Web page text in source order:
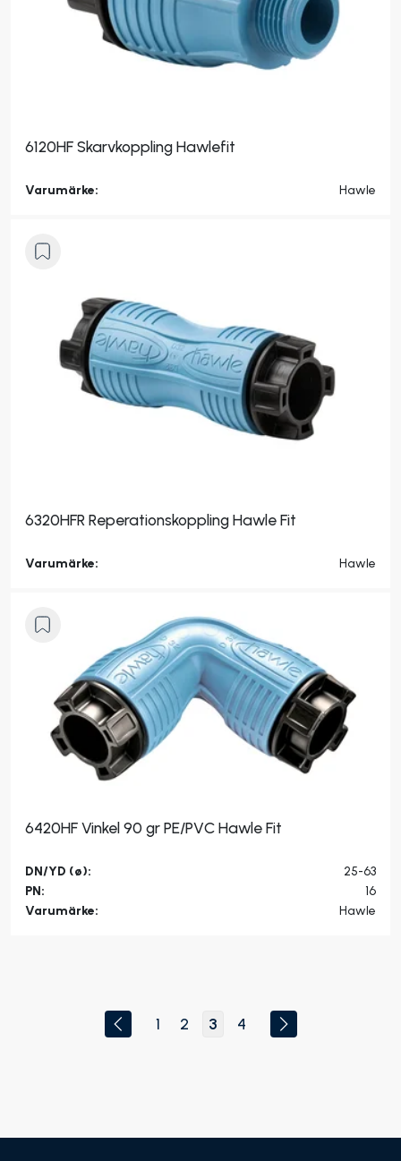
6120HF Skarvkoppling Hawlefit
Varumärke: Hawle
6320HFR Reperationskoppling Hawle Fit
Varumärke: Hawle
6420HF Vinkel 90 gr PE/PVC Hawle Fit
DN/YD (ø):
25-63
PN:
16
Varumärke:
Hawle
1 2 3 4